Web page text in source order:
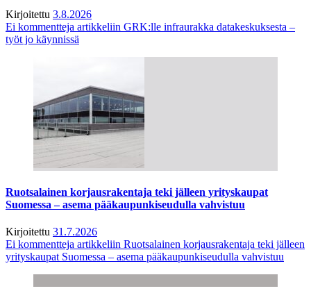
Kirjoitettu 3.8.2026
Ei kommentteja artikkeliin GRK:lle infraurakka datakeskuksesta –
työt jo käynnissä
Ruotsalainen korjausrakentaja teki jälleen yrityskaupat
Suomessa – asema pääkaupunkiseudulla vahvistuu
Kirjoitettu 31.7.2026
Ei kommentteja artikkeliin Ruotsalainen korjausrakentaja teki jälleen
yrityskaupat Suomessa – asema pääkaupunkiseudulla vahvistuu